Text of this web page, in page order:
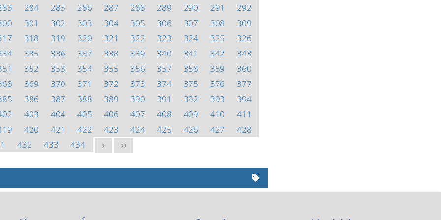
284 285 286 287 288 289 290 291
292
301 302 303 304 305 306 307 308
309
318 319 320 321 322 323 324 325
326
335 336 337 338 339 340 341 342
343
352 353 354 355 356 357 358 359
360
369 370 371 372 373 374 375 376
377
386 387 388 389 390 391 392 393
394
403 404 405 406 407 408 409 410
411
420 421 422 423 424 425 426 427
428
432 433 434 > >>